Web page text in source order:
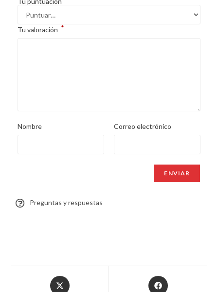
Tu valoración *
Nombre Correo electrónico
Preguntas y respuestas